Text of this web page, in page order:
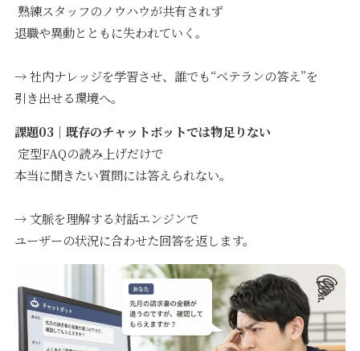
熟練スタッフのノウハウが共有されず
退職や異動とともに失われていく。
→ 社内ナレッジを学習させ、誰でも“ベテランの答え”を
引き出せる環境へ。
課題03｜既存のチャットボットでは物足りない
定型FAQの読み上げだけで
本当に聞きたい質問には答えられない。
→ 文脈を理解する対話エンジンで
ユーザーの状況に合わせた回答を返します。